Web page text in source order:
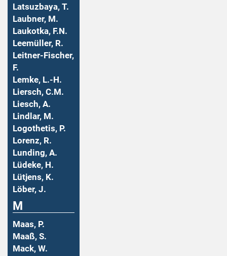
Latsuzbaya, T.
Laubner, M.
Laukotka, F.N.
Leemüller, R.
Leitner-Fischer,
F.
Lemke, L.-H.
Liersch, C.M.
Liesch, A.
Lindlar, M.
Logothetis, P.
Lorenz, R.
Lunding, A.
Lüdeke, H.
Lütjens, K.
Löber, J.
M
Maas, P.
Maaß, S.
Mack, W.